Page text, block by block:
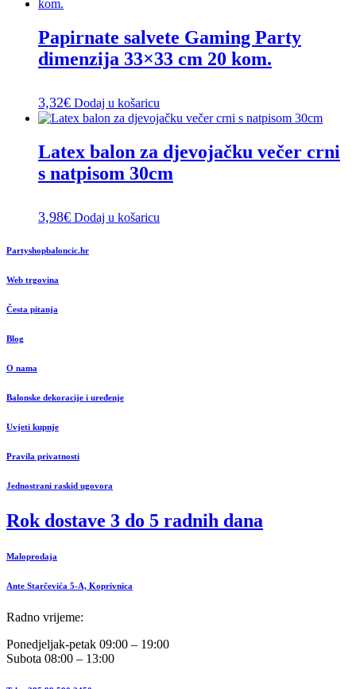
Papirnate salvete Gaming Party
dimenzija 33×33 cm 20 kom.
3,32€ Dodaj u košaricu
Latex balon za djevojačku večer crni
s natpisom 30cm
3,98€ Dodaj u košaricu
Partyshopbaloncic.hr
Web trgovina
Česta pitanja
Blog
O nama
Balonske dekoracije i uređenje
Uvjeti kupnje
Pravila privatnosti
Jednostrani raskid ugovora
Rok dostave 3 do 5 radnih dana
Maloprodaja
Ante Starčevića 5-A, Koprivnica
Radno vrijeme:
Ponedjeljak-petak 09:00 – 19:00
Subota 08:00 – 13:00